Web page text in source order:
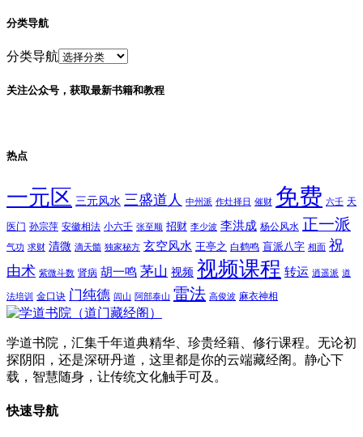
分类导航
分类导航
关注公众号，获取最新书籍和教程
热点
一元区 三元风水 三盛道人 中州派 作灶择日 催财 免费 六壬 天
医门 孙宗萍 安徽相法 小六壬 张至顺 招财 李少波 李洪成 杨公风水 正一派
气功 求财 清微 滴天髓 独家秘方 玄空风水 王亭之 白鹤鸣 盲派八字 相面 祝
由术 紫微斗数 肾病 胡一鸣 茅山 视频 视频课程 转运 逍遥派 道
法培训 金口诀 门纯德 闾山 阿部泰山 雷法 高俊波 麻衣神相
学道书院，汇集千年道典精华、珍贵经籍、修行课程。无论初
探阴阳，还是深研丹道，这里都是你的云端藏经阁。静心下
载，智慧随身，让传统文化触手可及。
快速导航